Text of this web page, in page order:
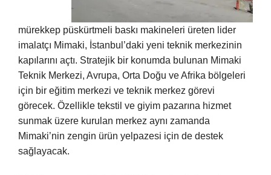
mürekkep püskürtmeli baskı makineleri üreten lider
imalatçı Mimaki, İstanbul’daki yeni teknik merkezinin
kapılarını açtı. Stratejik bir konumda bulunan Mimaki
Teknik Merkezi, Avrupa, Orta Doğu ve Afrika bölgeleri
için bir eğitim merkezi ve teknik merkez görevi
görecek. Özellikle tekstil ve giyim pazarına hizmet
sunmak üzere kurulan merkez aynı zamanda
Mimaki’nin zengin ürün yelpazesi için de destek
sağlayacak.